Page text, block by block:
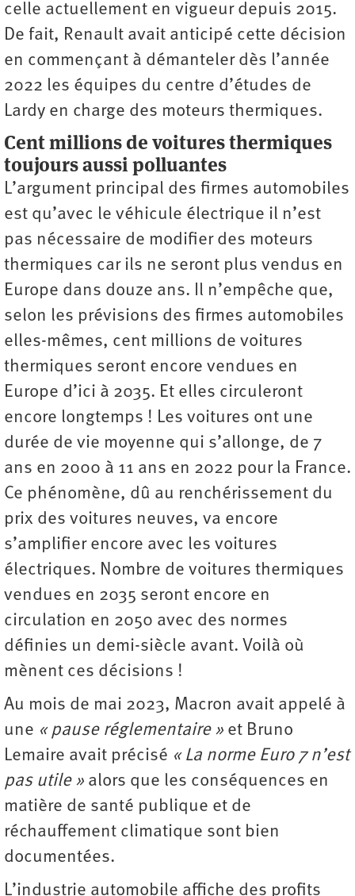
celle actuellement en vigueur depuis 2015.
De fait, Renault avait anticipé cette décision
en commençant à démanteler dès l’année
2022 les équipes du centre d’études de
Lardy en charge des moteurs thermiques.
Cent millions de voitures thermiques
toujours aussi polluantes
L’argument principal des firmes automobiles
est qu’avec le véhicule électrique il n’est
pas nécessaire de modifier des moteurs
thermiques car ils ne seront plus vendus en
Europe dans douze ans. Il n’empêche que,
selon les prévisions des firmes automobiles
elles-mêmes, cent millions de voitures
thermiques seront encore vendues en
Europe d’ici à 2035. Et elles circuleront
encore longtemps ! Les voitures ont une
durée de vie moyenne qui s’allonge, de 7
ans en 2000 à 11 ans en 2022 pour la France.
Ce phénomène, dû au renchérissement du
prix des voitures neuves, va encore
s’amplifier encore avec les voitures
électriques. Nombre de voitures thermiques
vendues en 2035 seront encore en
circulation en 2050 avec des normes
définies un demi-siècle avant. Voilà où
mènent ces décisions !
Au mois de mai 2023, Macron avait appelé à
une « pause réglementaire » et Bruno
Lemaire avait précisé « La norme Euro 7 n’est
pas utile » alors que les conséquences en
matière de santé publique et de
réchauffement climatique sont bien
documentées.
L’industrie automobile affiche des profits